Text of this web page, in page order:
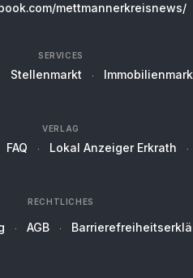
mettmannerkreisnews/
SERVICES
Stellenmarkt
VERLAG
FAQ Lokal Anzeiger Erkrath
RECHTLICHES
AGB